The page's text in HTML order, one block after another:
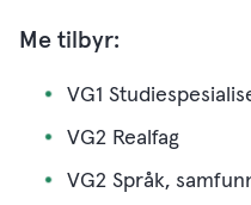
Me tilbyr:
VG1
VG2 Realfag
VG2 Språk,